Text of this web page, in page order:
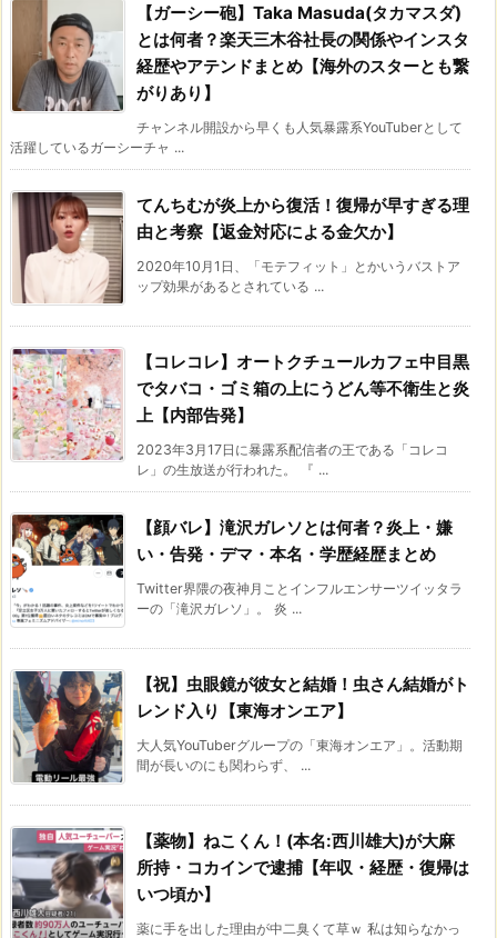
【ガーシー砲】Taka Masuda(タカマスダ)
とは何者？楽天三木谷社長の関係やインスタ
経歴やアテンドまとめ【海外のスターとも繋
がりあり】
チャンネル開設から早くも人気暴露系YouTuberとして
活躍しているガーシーチャ ...
てんちむが炎上から復活！復帰が早すぎる理
由と考察【返金対応による金欠か】
2020年10月1日、「モテフィット」とかいうバストア
ップ効果があるとされている ...
【コレコレ】オートクチュールカフェ中目黒
でタバコ・ゴミ箱の上にうどん等不衛生と炎
上【内部告発】
2023年3月17日に暴露系配信者の王である「コレコ
レ」の生放送が行われた。 『 ...
【顔バレ】滝沢ガレソとは何者？炎上・嫌
い・告発・デマ・本名・学歴経歴まとめ
Twitter界隈の夜神月ことインフルエンサーツイッタラ
ーの「滝沢ガレソ」。 炎 ...
【祝】虫眼鏡が彼女と結婚！虫さん結婚がト
レンド入り【東海オンエア】
大人気YouTuberグループの「東海オンエア」。活動期
間が長いのにも関わらず、 ...
【薬物】ねこくん！(本名:西川雄大)が大麻
所持・コカインで逮捕【年収・経歴・復帰は
いつ頃か】
薬に手を出した理由が中二臭くて草ｗ 私は知らなかっ